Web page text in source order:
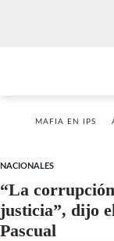
MAFIA EN IPS
NACIONALES
“La
justicia”, dijo
Pascual